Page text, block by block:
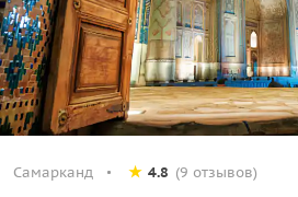
Самарканд 4.8 (9 отзывов)